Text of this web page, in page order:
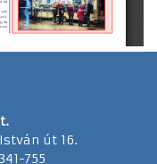
út 16.
755